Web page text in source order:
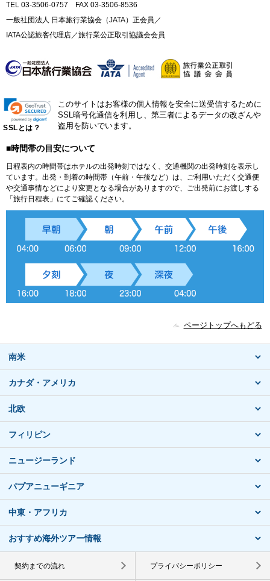
TEL 03-3506-0757 FAX 03-3506-8536
一般社団法人 日本旅行業協会（JATA）正会員／
IATA公認旅客代理店／旅行業公正取引協議会会員
SSLとは？
このサイトはお客様の個人情報を安全に送受信するために
SSL暗号化通信を利用し、第三者によるデータの改ざんや
盗用を防いでいます。
■時間帯の目安について
日程表内の時間帯はホテルの出発時刻ではなく、交通機関の出発時刻を表示し
ています。出発・到着の時間帯（午前・午後など）は、ご利用いただく交通便
や交通事情などにより変更となる場合がありますので、ご出発前にお渡しする
「旅行日程表」にてご確認ください。
ページトップへもどる
南米
カナダ・アメリカ
北欧
フィリピン
ニュージーランド
パプアニューギニア
中東・アフリカ
おすすめ海外ツアー情報
契約までの流れ プライバシーポリシー